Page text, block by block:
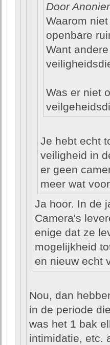
Door
Waarom
openbare
Want
Was er niet
Je hebt echt
veiligheid in
er geen
meer wat
Ja hoor. In de
Camera's
enige dat ze
mogelijkheid
en nieuw echt
Nou, dan
in de periode
was het 1 bak
intimidatie, etc.